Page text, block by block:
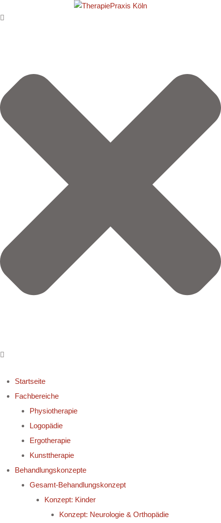
Startseite
Fachbereiche
Physiotherapie
Logopädie
Ergotherapie
Kunsttherapie
Behandlungskonzepte
Gesamt-Behandlungskonzept
Konzept: Kinder
Konzept: Neurologie & Orthopädie